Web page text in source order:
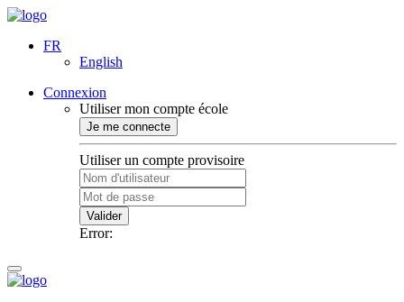
FR
English
Connexion
Utiliser mon compte école
Je me connecte
Utiliser un compte provisoire
Valider
Error: